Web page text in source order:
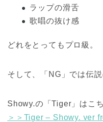
ラップの滑舌
歌唱の抜け感
どれをとってもプロ級。
そして、「NG」では伝
Showy.の「Tiger」はこ
＞＞Tiger – Showy. ver